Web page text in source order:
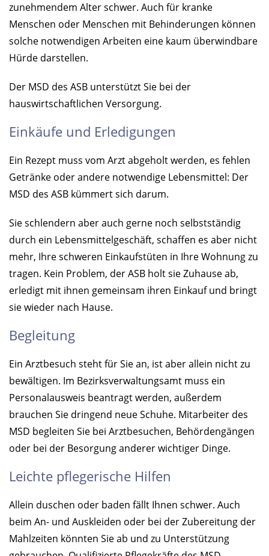
zunehmendem Alter schwer. Auch für kranke
Menschen oder Menschen mit Behinderungen können
solche notwendigen Arbeiten eine kaum überwindbare
Hürde darstellen.
Der MSD des ASB unterstützt Sie bei der
hauswirtschaftlichen Versorgung.
Einkäufe und Erledigungen
Ein Rezept muss vom Arzt abgeholt werden, es fehlen
Getränke oder andere notwendige Lebensmittel: Der
MSD des ASB kümmert sich darum.
Sie schlendern aber auch gerne noch selbstständig
durch ein Lebensmittelgeschäft, schaffen es aber nicht
mehr, Ihre schweren Einkaufstüten in Ihre Wohnung zu
tragen. Kein Problem, der ASB holt sie Zuhause ab,
erledigt mit ihnen gemeinsam ihren Einkauf und bringt
sie wieder nach Hause.
Begleitung
Ein Arztbesuch steht für Sie an, ist aber allein nicht zu
bewältigen. Im Bezirksverwaltungsamt muss ein
Personalausweis beantragt werden, außerdem
brauchen Sie dringend neue Schuhe. Mitarbeiter des
MSD begleiten Sie bei Arztbesuchen, Behördengängen
oder bei der Besorgung anderer wichtiger Dinge.
Leichte pflegerische Hilfen
Allein duschen oder baden fällt Ihnen schwer. Auch
beim An- und Auskleiden oder bei der Zubereitung der
Mahlzeiten könnten Sie ab und zu Unterstützung